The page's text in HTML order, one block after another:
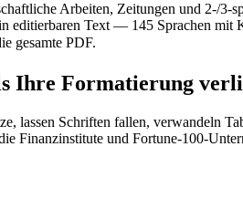
Arbeiten, Zeitungen und 2-/3-
editierbaren Text — 145 Sprachen
gesamte PDF.
Ihre Formatierung
lassen Schriften fallen, verwandeln
Finanzinstitute und Fortune-100-